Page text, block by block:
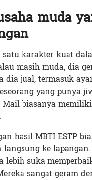
muda
satu karakter kuat
masih muda, dia
dia jual, termasuk
yang punya
Mail biasanya memiliki
hasil MBTI ESTP
ke
lebih suka
sangat geram